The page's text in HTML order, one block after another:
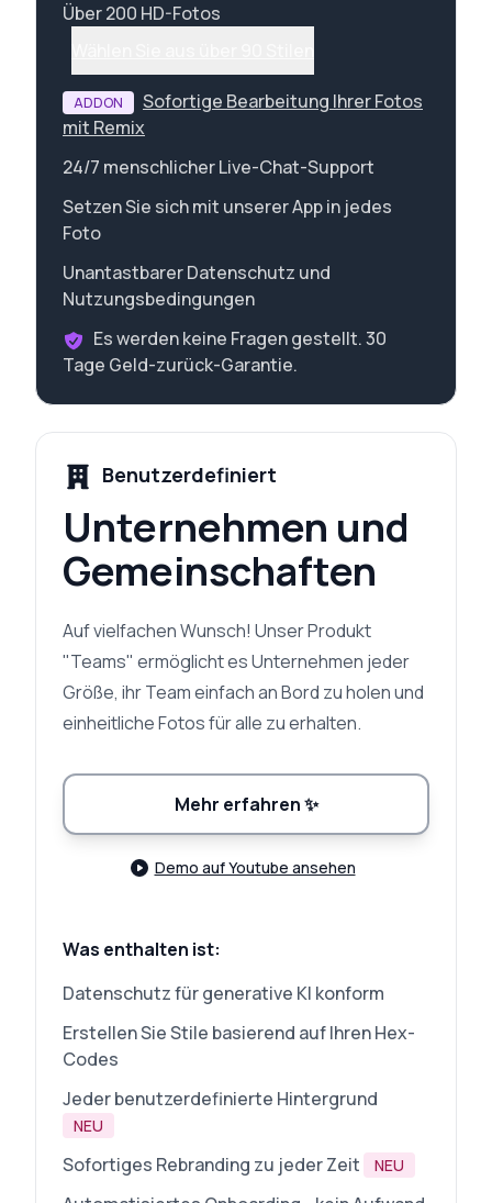
Über 200 HD-Fotos
ADDON
Sofortige Bearbeitung Ihrer Fotos
mit Remix
24/7 menschlicher Live-Chat-Support
Setzen Sie sich mit unserer App in jedes
Foto
Unantastbarer Datenschutz und
Nutzungsbedingungen
Es werden keine Fragen gestellt. 30
Tage Geld-zurück-Garantie.
Benutzerdefiniert
Unternehmen und
Gemeinschaften
Auf vielfachen Wunsch! Unser Produkt
"Teams" ermöglicht es Unternehmen jeder
Größe, ihr Team einfach an Bord zu holen und
einheitliche Fotos für alle zu erhalten.
Mehr erfahren✨
Demo auf Youtube ansehen
Was enthalten ist:
Datenschutz für generative KI konform
Erstellen Sie Stile basierend auf Ihren Hex-
Codes
Jeder benutzerdefinierte Hintergrund
NEU
Sofortiges Rebranding zu jeder Zeit NEU